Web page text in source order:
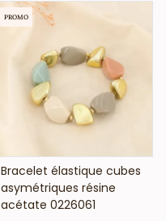
VOIR LE PRIX
Bracelet élastique cubes
asymétriques résine
acétate 0226061
PROMO